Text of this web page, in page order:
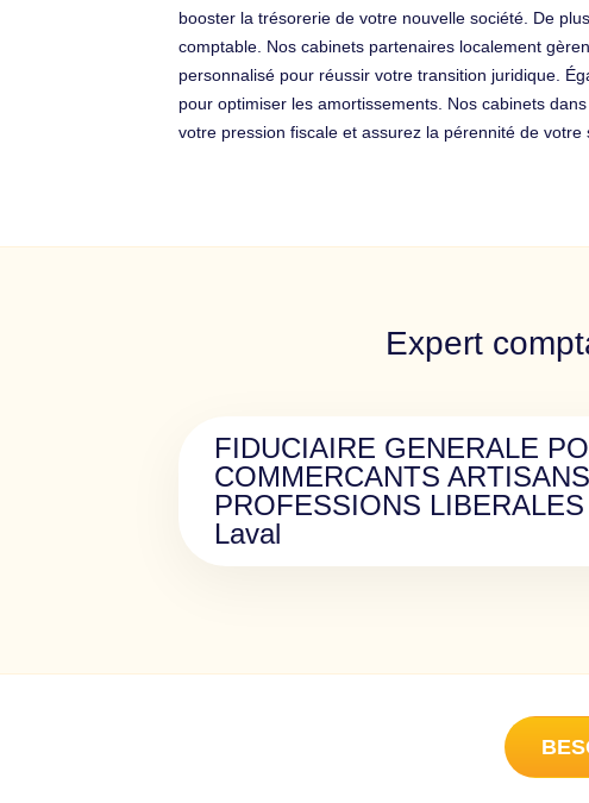
booster la trésorerie de votre nouvelle société. De
comptable. Nos cabinets partenaires localement
personnalisé pour réussir votre transition juridique.
pour optimiser les amortissements. Nos cabinets
votre pression fiscale et assurez la pérennité de votre
Expert
FIDUCIAIRE GENERALE
COMMERCANTS
PROFESSIONS
Laval